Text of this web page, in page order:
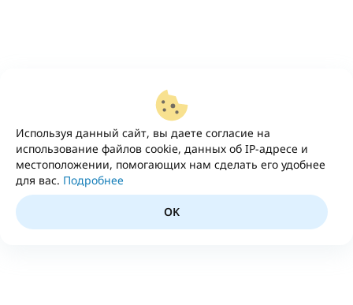
Используя данный сайт, вы даете согласие на
использование файлов cookie, данных об IP-адресе и
местоположении, помогающих нам сделать его удобнее
для вас. Подробнее
OK